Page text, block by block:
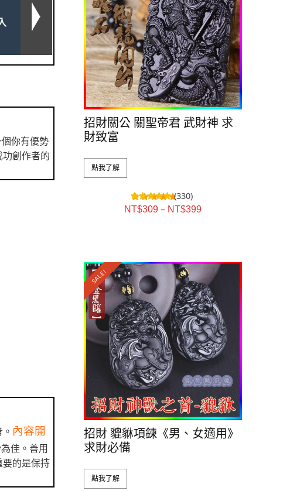
你有優勢
創作者的
內容開
佳。善用
的是保持
招財關公 關聖帝君 武財神 求
財致富
點我了解
(330)
NT$309 – NT$399
SALE!
招財 貔貅項鍊《男、女適用》
求財必備
點我了解